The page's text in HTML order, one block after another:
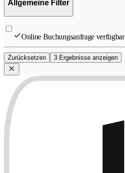
Allgemeine Filter
Online Buchungsanfrage verfügbar
Zurücksetzen 3 Ergebnisse anzeigen